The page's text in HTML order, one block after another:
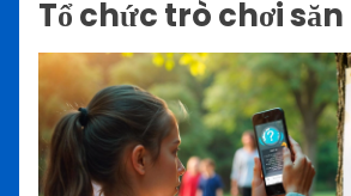
Tổ chức trò chơi